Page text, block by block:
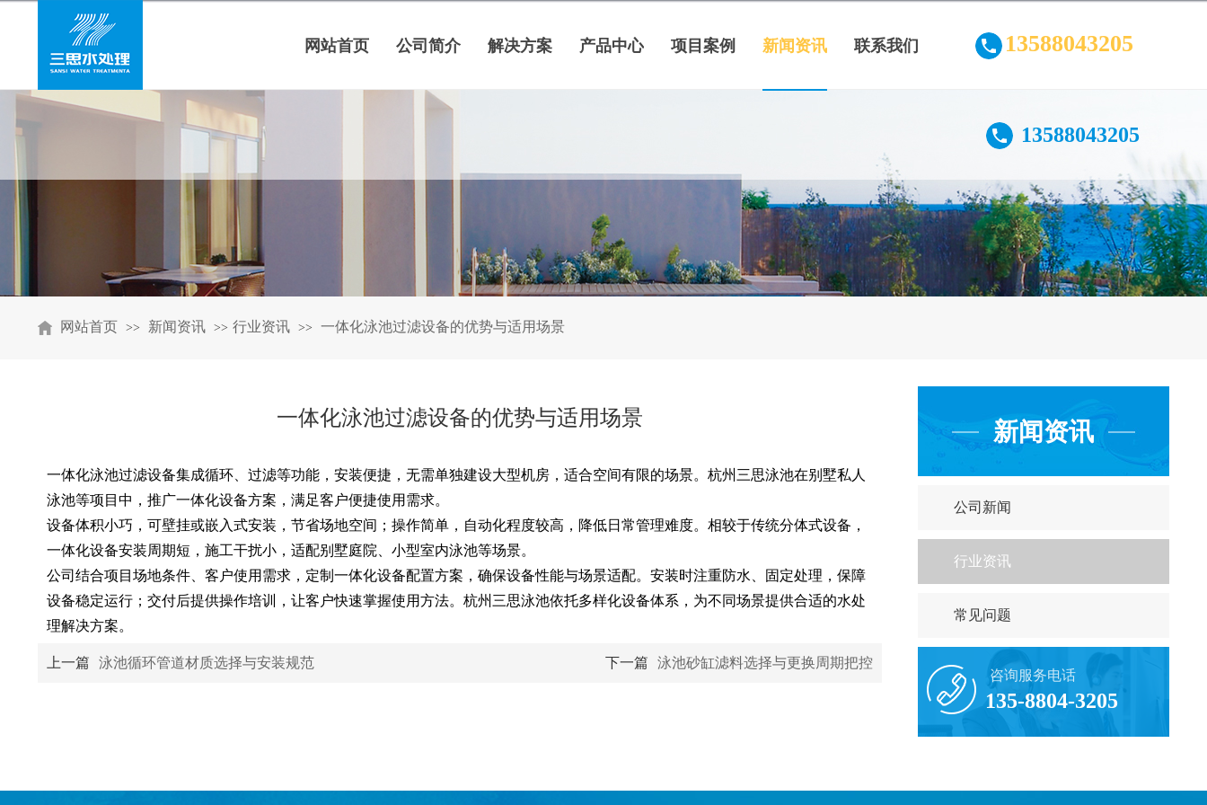
13588043205
网站首页 公司简介 解决方案 产品中心 项目案例 新闻资讯 联系我们
13588043205
网站首页 >> 新闻资讯 >> 行业资讯 >> 一体化泳池过滤设备的优势与适用场景
新闻资讯
公司新闻
行业资讯
常见问题
咨询服务电话
135-8804-3205
一体化泳池过滤设备的优势与适用场景
一体化泳池过滤设备集成循环、过滤等功能，安装便捷，无需单独建设大型机房，适合空间有限的场景。杭州三思泳池在别墅私人
泳池等项目中，推广一体化设备方案，满足客户便捷使用需求。
设备体积小巧，可壁挂或嵌入式安装，节省场地空间；操作简单，自动化程度较高，降低日常管理难度。相较于传统分体式设备，
一体化设备安装周期短，施工干扰小，适配别墅庭院、小型室内泳池等场景。
公司结合项目场地条件、客户使用需求，定制一体化设备配置方案，确保设备性能与场景适配。安装时注重防水、固定处理，保障
设备稳定运行；交付后提供操作培训，让客户快速掌握使用方法。杭州三思泳池依托多样化设备体系，为不同场景提供合适的水处
理解决方案。
上一篇 泳池循环管道材质选择与安装规范 下一篇 泳池砂缸滤料选择与更换周期把控